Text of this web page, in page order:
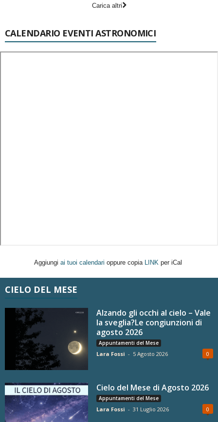
Carica altri
CALENDARIO EVENTI ASTRONOMICI
Aggiungi ai tuoi calendari oppure copia LINK per iCal
CIELO DEL MESE
Alzando gli occhi al cielo – Vale
la sveglia?Le congiunzioni di
agosto 2026
Appuntamenti del Mese
Lara Fossi - 5 Agosto 2026 0
Cielo del Mese di Agosto 2026
Appuntamenti del Mese
Lara Fossi - 31 Luglio 2026 0